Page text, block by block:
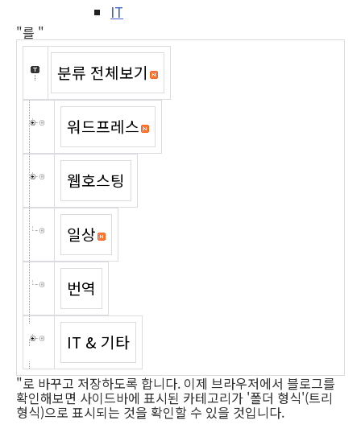
IT
"를 "
분류 전체보기
워드프레스
웹호스팅
일상
번역
IT & 기타
"로 바꾸고 저장하도록 합니다. 이제 브라우저에서 블로그를
확인해보면 사이드바에 표시된 카테고리가 '폴더 형식'(트리
형식)으로 표시되는 것을 확인할 수 있을 것입니다.